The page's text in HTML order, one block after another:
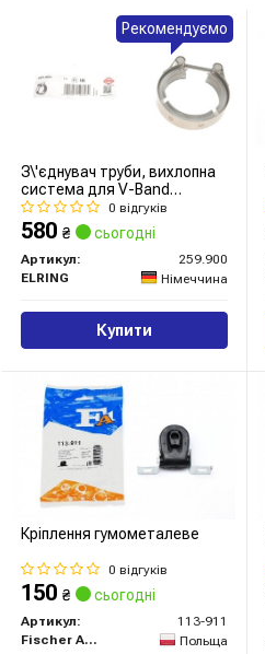
З\'єднувач труби, вихлопна
система для V-Band
з\'єднань VAG 75 мм (вир-во
Elring)
0 відгуків
580 ₴ сьогодні
Артикул:
259.900
ELRING
Німеччина
Купити
Рекомендуємо
Кріплення гумометалеве
0 відгуків
150 ₴ сьогодні
Артикул:
113-911
Fischer Automotive One (FA1)
Польща